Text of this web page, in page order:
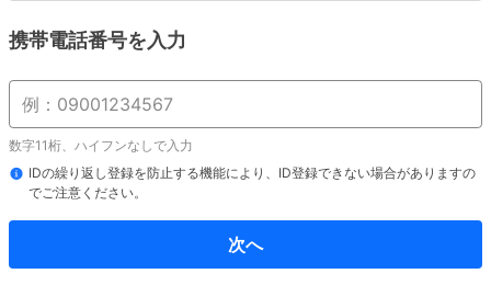
携帯電話番号を入力
数字11桁、ハイフンなしで入力
IDの繰り返し登録を防止する機能により、ID登録できない場合がありますの
でご注意ください。
次へ